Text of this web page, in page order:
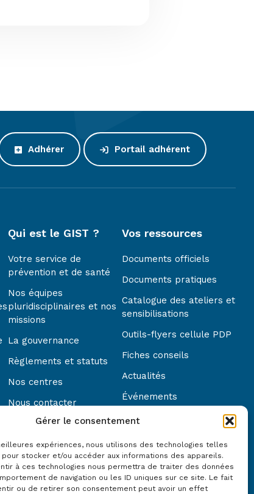
Gérer le consentement
expériences, nous utilisons des technologies telles
stocker et/ou accéder aux informations des appareils.
à ces technologies nous permettra de traiter des données
de navigation ou les ID uniques sur ce site. Le fait
ou de retirer son consentement peut avoir un effet
Adhérer Portail adhérent
Qui est le GIST ?
Votre service de
prévention et de santé
Nos équipes
pluridisciplinaires et nos
missions
La gouvernance
Règlements et statuts
Nos centres
Nous contacter
Notre démarche qualité
Nos partenaires
Vos ressources
Documents officiels
Documents pratiques
Catalogue des ateliers et
sensibilisations
Outils-flyers cellule PDP
Fiches conseils
Actualités
Événements
Modules e-learning